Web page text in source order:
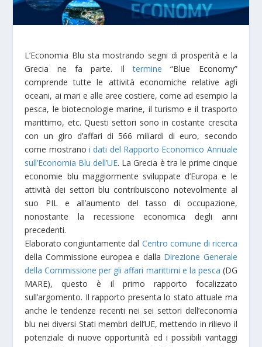
L’Economia Blu sta mostrando segni di prosperità e la
Grecia ne fa parte. Iltermine “Blue Economy”
comprende tutte le attività economiche relative agli
oceani, ai mari e alle aree costiere, come ad esempio la
pesca, le biotecnologie marine, il turismo e il trasporto
marittimo, etc. Questi settori sono in costante crescita
con un giro d’affari di 566 miliardi di euro, secondo
come mostranoi dati del Rapporto Economico Annuale
sull’Economia Blu dell’UE. La Grecia è tra le prime cinque
economie blu maggiormente sviluppate d’Europa e le
attività dei settori blu contribuiscono notevolmente al
suo PIL e all’aumento del tasso di occupazione,
nonostante la recessione economica degli anni
precedenti.
Elaborato congiuntamente dal Centro comune di ricerca
della Commissione europea e dalla Direzione Generale
della Commissione per gli affari marittimi e la pesca (DG
MARE), questo è il primo rapporto focalizzato
sull’argomento. Il rapporto presenta lo stato attuale ma
anche le tendenze recenti nei sei settori dell’economia
blu nei diversi Stati membri dell’UE, mettendo in rilievo il
potenziale di nuove opportunità ed i possibili vantaggi